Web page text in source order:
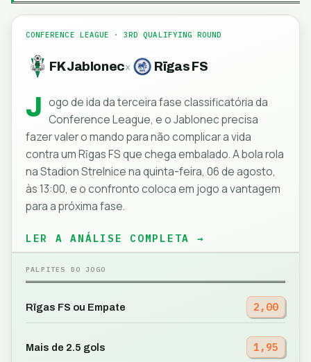
CONFERENCE LEAGUE · 3RD QUALIFYING ROUND
FK Jablonecx Rīgas FS
J ogo de ida da terceira fase classificatória da
Conference League, e o Jablonec precisa
fazer valer o mando para não complicar a vida
contra um Rīgas FS que chega embalado. A bola rola
na Stadion Strelnice na quinta-feira, 06 de agosto,
às 13:00, e o confronto coloca em jogo a vantagem
para a próxima fase.
LER A ANÁLISE COMPLETA →
PALPITES DO JOGO
Rīgas FS ou Empate 2,00
Mais de 2.5 gols 1,95